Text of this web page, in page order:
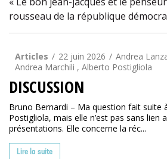
rousseau de la république
Articles 22 juin 2026
Andrea
Andrea Marchili , Alberto Postigliola
DISCUSSION
Bruno Bernardi – Ma question fait suite
Postigliola, mais elle n’est pas sans lien
présentations. Elle concerne la réc...
Lire la suite